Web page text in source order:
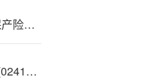
中国人.寿、?人保财险、太保产险等9家北京保险业机构亮相 “金融集市”活动
猪肉概?念股{普}升 德康农牧(02419)涨3.7% 机构料预计母猪去产能提速